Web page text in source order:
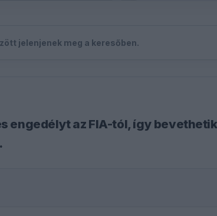
jelenjenek meg a keresőben.
engedélyt az FIA-tól, így